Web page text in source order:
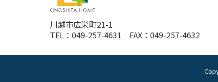
川越市広栄町21-1
TEL：049-257-4631 FAX：049-257-4632